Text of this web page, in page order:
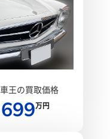
王の買取価格
699万円